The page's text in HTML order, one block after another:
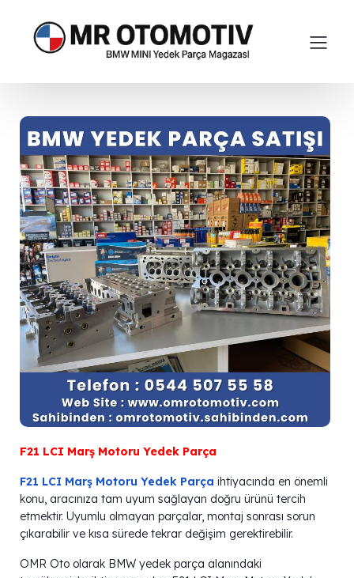
F21 LCI Marş Motoru Yedek Parça
F21 LCI Marş Motoru Yedek Parça ihtiyacında en önemli
konu, aracınıza tam uyum sağlayan doğru ürünü tercih
etmektir. Uyumlu olmayan parçalar, montaj sonrası sorun
çıkarabilir ve kısa sürede tekrar değişim gerektirebilir.
OMR Oto olarak BMW yedek parça alanındaki